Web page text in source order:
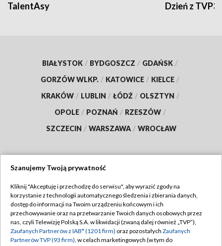
TalentAsy Dzień z TVP3
BIAŁYSTOK / BYDGOSZCZ / GDAŃSK /
GORZÓW WLKP. / KATOWICE / KIELCE /
KRAKÓW / LUBLIN / ŁÓDŹ / OLSZTYN /
OPOLE / POZNAŃ / RZESZÓW /
SZCZECIN / WARSZAWA / WROCŁAW
TVP
Abonament TVP
Emisja w TVP
Regulamin TVP
Polityka prywatności
Szanujemy Twoją prywatność
Kliknij "Akceptuję i przechodzę do serwisu", aby wyrazić zgody na
korzystanie z technologii automatycznego śledzenia i zbierania danych,
dostęp do informacji na Twoim urządzeniu końcowym i ich
przechowywanie oraz na przetwarzanie Twoich danych osobowych przez
nas, czyli Telewizję Polską S.A. w likwidacji (zwaną dalej również „TVP”),
Zaufanych Partnerów z IAB* (1201 firm) oraz pozostałych Zaufanych
Partnerów TVP (93 firm), w celach marketingowych (w tym do